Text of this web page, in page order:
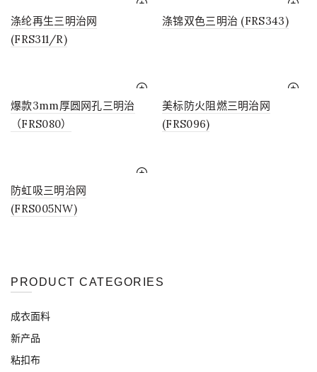
涤纶再生三明治网
(FRS311/R)
涤锦双色三明治 (FRS343)
爆款3mm厚圆网孔三明治
（FRS080）
美标防火阻燃三明治网
(FRS096)
防虹吸三明治网
(FRS005NW)
PRODUCT CATEGORIES
成衣面料
新产品
粘扣布